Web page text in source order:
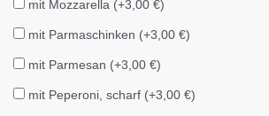
mit Mozzarella (+3,00 €)
mit Parmaschinken (+3,00 €)
mit Parmesan (+3,00 €)
mit Peperoni, scharf (+3,00 €)